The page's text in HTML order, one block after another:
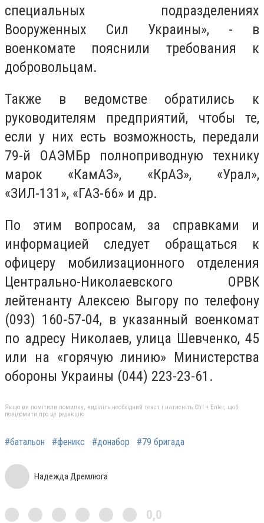
специальных подразделениях
Вооруженных Сил Украины», - в
военкомате пояснили требования к
добровольцам.
Также в ведомстве обратились к
руководителям предприятий, чтобы те,
если у них есть возможность, передали
79-й ОАЭМБр полноприводную технику
марок «КамАЗ», «КрАЗ», «Урал»,
«ЗИЛ-131», «ГАЗ-66» и др.
По этим вопросам, за справками и
информацией следует обращаться к
офицеру мобилизационного отделения
Центрально-Николаевского ОРВК
лейтенанту Алексею Выгору по телефону
(093) 160-57-04, в указанный военкомат
по адресу Николаев, улица Шевченко, 45
или на «горячую линию» Министерства
обороны Украины (044) 223-23-61.
Якщо ви помітили помилку, виділіть необхідний текст і натисніть Ctrl + Enter, щоб
повідомити про це редакцію
#батальон #феникс #донабор #79 бригада
Надежда Дремлюга
0,0